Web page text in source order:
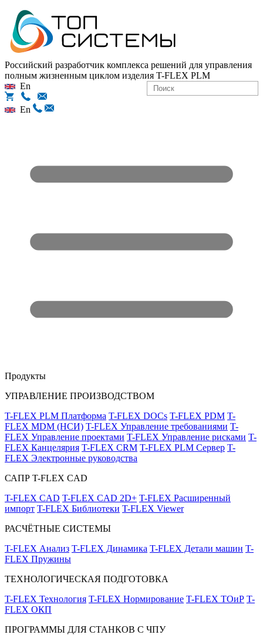
Российский разработчик комплекса решений для управления
полным жизненным циклом изделия T-FLEX PLM
En
En
Продукты
УПРАВЛЕНИЕ ПРОИЗВОДСТВОМ
T-FLEX PLM Платформа T-FLEX DOCs T-FLEX PDM T-
FLEX MDM (НСИ) T-FLEX Управление требованиями T-
FLEX Управление проектами T-FLEX Управление рисками T-
FLEX Канцелярия T-FLEX CRM T-FLEX PLM Сервер T-
FLEX Электронные руководства
САПР T-FLEX CAD
T-FLEX CAD T-FLEX CAD 2D+ T-FLEX Расширенный
импорт T-FLEX Библиотеки T-FLEX Viewer
РАСЧЁТНЫЕ СИСТЕМЫ
T-FLEX Анализ T-FLEX Динамика T-FLEX Детали машин T-
FLEX Пружины
ТЕХНОЛОГИЧЕСКАЯ ПОДГОТОВКА
T-FLEX Технология T-FLEX Нормирование T-FLEX ТОиР T-
FLEX ОКП
ПРОГРАММЫ ДЛЯ СТАНКОВ С ЧПУ